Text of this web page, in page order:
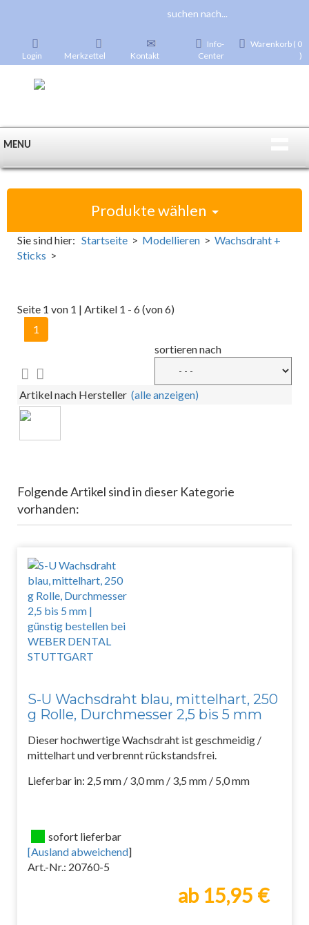
Login Merkzettel Kontakt
Info-
Center
Warenkorb ( 0
)
MENU
Produkte wählen
Sie sind hier: Startseite > Modellieren > Wachsdraht +
Sticks >
Seite 1 von 1 | Artikel 1 - 6 (von 6)
1
sortieren nach
Artikel nach Hersteller (alle anzeigen)
Folgende Artikel sind in dieser Kategorie
vorhanden:
S-U Wachsdraht blau, mittelhart, 250
g Rolle, Durchmesser 2,5 bis 5 mm
Dieser hochwertige Wachsdraht ist geschmeidig /
mittelhart und verbrennt rückstandsfrei.
Lieferbar in: 2,5 mm / 3,0 mm / 3,5 mm / 5,0 mm
sofort lieferbar
[Ausland abweichend]
Art.-Nr.: 20760-5
ab 15,95 €